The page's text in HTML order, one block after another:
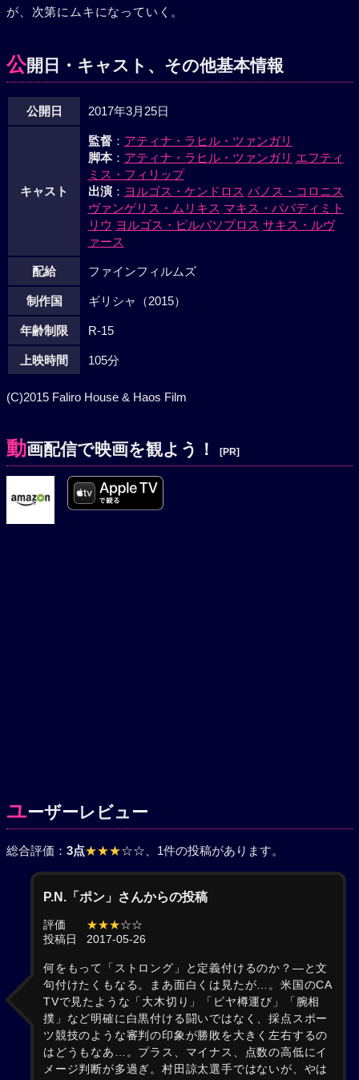
が、次第にムキになっていく。
公開日・キャスト、その他基本情報
公開日 2017年3月25日
キャスト
監督： アティナ・ラヒル・ツァンガリ
脚本： アティナ・ラヒル・ツァンガリ エフティ
ミス・フィリップ
出演： ヨルゴス・ケンドロス パノス・コロニス
ヴァンゲリス・ムリキス マキス・パパディミト
リウ ヨルゴス・ピルパソプロス サキス・ルヴ
ァース
配給 ファインフィルムズ
制作国 ギリシャ（2015）
年齢制限 R-15
上映時間 105分
(C)2015 Faliro House & Haos Film
動画配信で映画を観よう！ [PR]
ユーザーレビュー
総合評価： 3点★★★☆☆ 、1件の投稿があります。
P.N.「ポン」さんからの投稿
評価 ★★★☆☆
投稿日
2017-05-26
何をもって「ストロング」と定義付けるのか？―と文
句付けたくもなる。まあ面白くは見たが…。米国のCA
TVで見たような「大木切り」「ビヤ樽運び」「腕相
撲」など明確に白黒付ける闘いではなく、採点スポー
ツ競技のような審判の印象が勝敗を大きく左右するの
はどうもなあ…。プラス、マイナス、点数の高低にイ
メージ判断が多過ぎ。村田諒太選手ではないが、やは